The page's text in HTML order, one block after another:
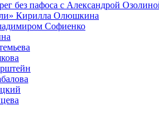
без пафоса с Александрой
Кирилла Олюшкина
Софиенко